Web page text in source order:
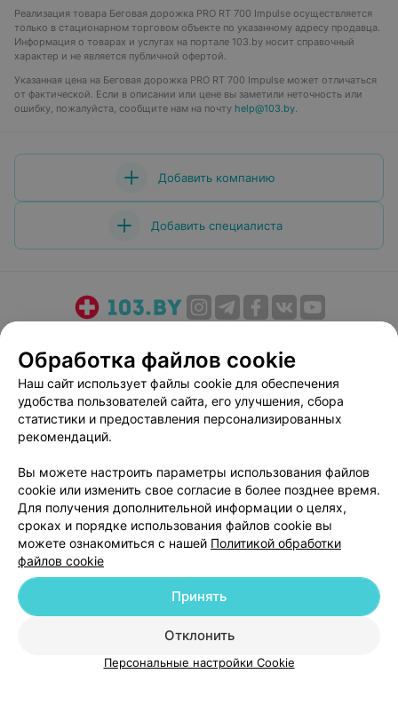
Реализация товара Беговая дорожка PRO RT 700 Impulse осуществляется
только в стационарном торговом объекте по указанному адресу продавца.
Информация о товарах и услугах на портале 103.by носит справочный
характер и не является публичной офертой.
Указанная цена на Беговая дорожка PRO RT 700 Impulse может отличаться
от фактической. Если в описании или цене вы заметили неточность или
ошибку, пожалуйста, сообщите нам на почту help@103.by.
Добавить компанию
Добавить специалиста
Медицинский маркетинг
Публичный договор
Пользовательское соглашение
Способы оплаты
Вакансии
Партнеры
Персональные настройки cookie
Обработка персональных данных
© 2026 ООО «Артокс Лаб», УНП 191700409| 220012, Республика Беларусь,
Обработка файлов cookie
Наш сайт использует файлы cookie для обеспечения
удобства пользователей сайта, его улучшения, сбора
статистики и предоставления персонализированных
рекомендаций.
Вы можете настроить параметры использования файлов
cookie или изменить свое согласие в более позднее время.
Для получения дополнительной информации о целях,
сроках и порядке использования файлов cookie вы
можете ознакомиться с нашей Политикой обработки
файлов cookie
Отклонить
Принять
Персональные настройки Cookie